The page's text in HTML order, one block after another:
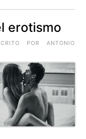
erotismo
POR ANTONIO